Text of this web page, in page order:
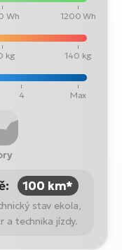
Wh 1200 Wh
kg 140 kg
4 Max
100 km*
stav ekola,
technika jízdy.